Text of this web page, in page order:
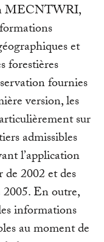
MECNTWRI,
et
forestières
fournies
version, les
sur
admissibles
l’application
2002 et des
En outre,
informations
au moment de